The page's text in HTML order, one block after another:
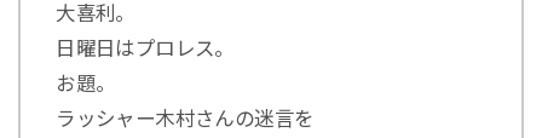
大喜利。
日曜日はプロレス。
お題。
ラッシャー木村さんの迷言を